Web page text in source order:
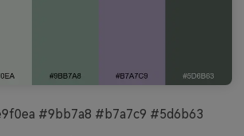
#9bb7a8 #b7a7c9 #5d6b63